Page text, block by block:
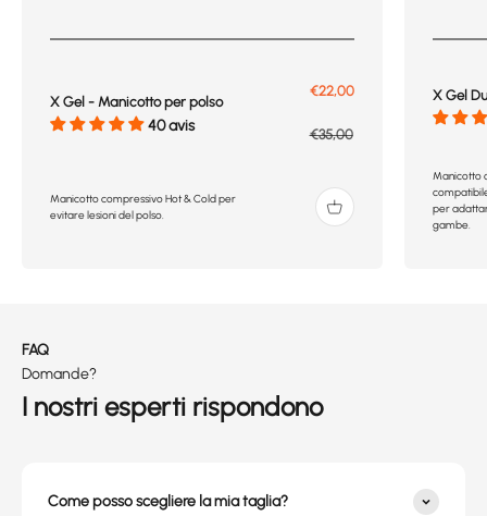
X Gel - Manicotto per polso
40 avis
Prix de vente
€22,00
Prix normal
€35,00
Manicotto compressivo Hot & Cold per
evitare lesioni del polso.
X Gel
Manicotto
per
gambe.
FAQ
Domande?
I nostri esperti rispondono
Come posso scegliere la mia taglia?